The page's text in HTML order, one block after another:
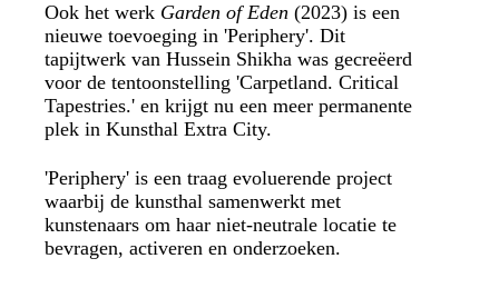
Ook het werk Garden of Eden (2023) is een
nieuwe toevoeging in 'Periphery'. Dit
tapijtwerk van Hussein Shikha was gecreëerd
voor de tentoonstelling 'Carpetland. Critical
Tapestries.' en krijgt nu een meer permanente
plek in Kunsthal Extra City.
'Periphery' is een traag evoluerende project
waarbij de kunsthal samenwerkt met
kunstenaars om haar niet-neutrale locatie te
bevragen, activeren en onderzoeken.